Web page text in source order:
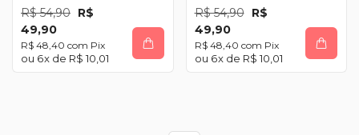
R$ 54,90 R$
49,90
R$ 48,40 com Pix
6x de R$ 10,01
R$ 54,90 R$
49,90
R$ 48,40 com Pix
6x de R$ 10,01